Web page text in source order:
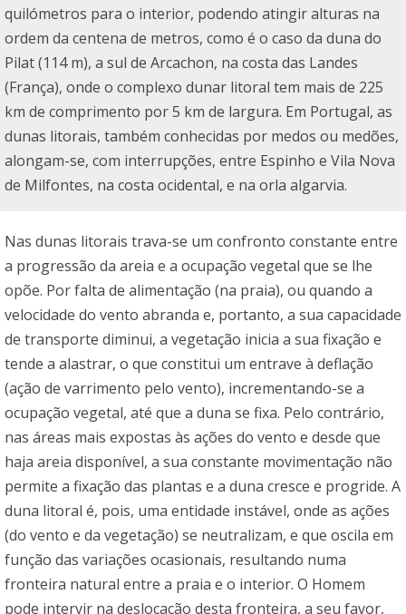
quilómetros para o interior, podendo atingir alturas na
ordem da centena de metros, como é o caso da duna do
Pilat (114 m), a sul de Arcachon, na costa das Landes
(França), onde o complexo dunar litoral tem mais de 225
km de comprimento por 5 km de largura. Em Portugal, as
dunas litorais, também conhecidas por medos ou medões,
alongam-se, com interrupções, entre Espinho e Vila Nova
de Milfontes, na costa ocidental, e na orla algarvia.
Nas dunas litorais trava-se um confronto constante entre
a progressão da areia e a ocupação vegetal que se lhe
opõe. Por falta de alimentação (na praia), ou quando a
velocidade do vento abranda e, portanto, a sua capacidade
de transporte diminui, a vegetação inicia a sua fixação e
tende a alastrar, o que constitui um entrave à deflação
(ação de varrimento pelo vento), incrementando-se a
ocupação vegetal, até que a duna se fixa. Pelo contrário,
nas áreas mais expostas às ações do vento e desde que
haja areia disponível, a sua constante movimentação não
permite a fixação das plantas e a duna cresce e progride. A
duna litoral é, pois, uma entidade instável, onde as ações
(do vento e da vegetação) se neutralizam, e que oscila em
função das variações ocasionais, resultando numa
fronteira natural entre a praia e o interior. O Homem
pode intervir na deslocação desta fronteira, a seu favor,